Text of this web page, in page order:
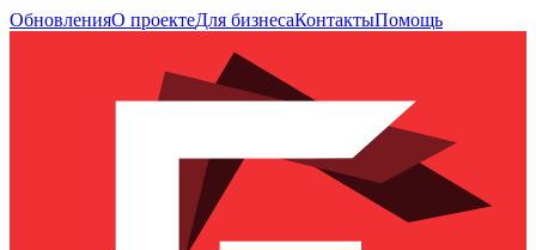
ОбновленияО проектеДля бизнесаКонтактыПомощь